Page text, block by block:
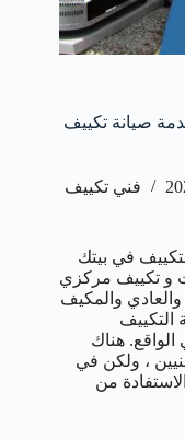
60615556 افضل خدمة صيانة تكييف
فني تكييف
في بيتك
و تكييف مركزي
والمكيف
التكييف
هناك
، ولكن في
من